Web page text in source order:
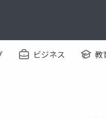
ビジネス 教